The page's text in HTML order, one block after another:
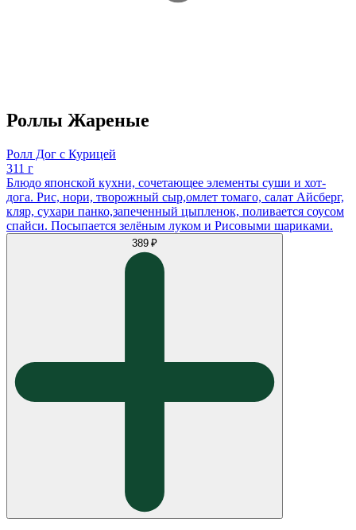
Роллы Жареные
Ролл Дог с Курицей
311 г
Блюдо японской кухни, сочетающее элементы суши и хот-
дога. Рис, нори, творожный сыр,омлет томаго, салат Айсберг,
кляр, сухари панко,запеченный цыпленок, поливается соусом
спайси. Посыпается зелëным луком и Рисовыми шариками.
389 ₽